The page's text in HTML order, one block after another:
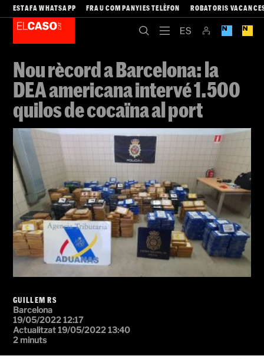
ESTAFA WHATSAPP FRAU COMPANYIES TELÈFON ROBATORIS
Nou rècord a Barcelona: la
DEA americana intervé 1.500
quilos de cocaïna al port
GUILLEM RS
Barcelona
19/05/2022 12:17
Actualitzat 19/05/2022 13:40
2 minuts